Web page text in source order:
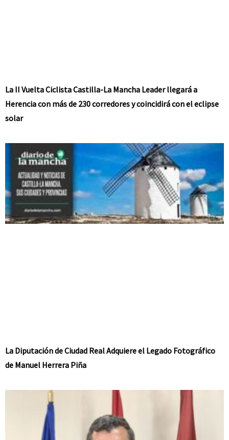
La II Vuelta Ciclista Castilla-La Mancha Leader llegará a
Herencia con más de 230 corredores y coincidirá con el eclipse
solar
La Diputación de Ciudad Real Adquiere el Legado Fotográfico
de Manuel Herrera Piña